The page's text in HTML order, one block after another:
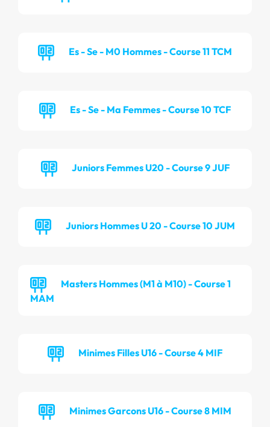
Es - Se - M0 Hommes - Course 11 TCM
Es - Se - Ma Femmes - Course 10 TCF
Juniors Femmes U20 - Course 9 JUF
Juniors Hommes U 20 - Course 10 JUM
Masters Hommes (M1 à M10) - Course 1
MAM
Minimes Filles U16 - Course 4 MIF
Minimes Garcons U16 - Course 8 MIM